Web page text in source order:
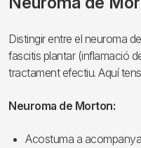
Distingir entre el neuroma
fascitis plantar (inflamació
tractament efectiu. Aquí
Neuroma de Morton:
Acostuma a